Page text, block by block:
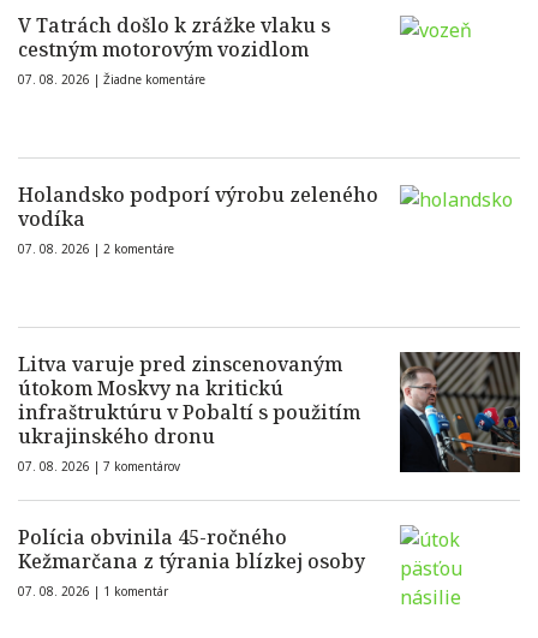
V Tatrách došlo k zrážke vlaku s
cestným motorovým vozidlom
07. 08. 2026 | Žiadne komentáre
Holandsko podporí výrobu zeleného
vodíka
07. 08. 2026 | 2 komentáre
Litva varuje pred zinscenovaným
útokom Moskvy na kritickú
infraštruktúru v Pobaltí s použitím
ukrajinského dronu
07. 08. 2026 | 7 komentárov
Polícia obvinila 45-ročného
Kežmarčana z týrania blízkej osoby
07. 08. 2026 | 1 komentár